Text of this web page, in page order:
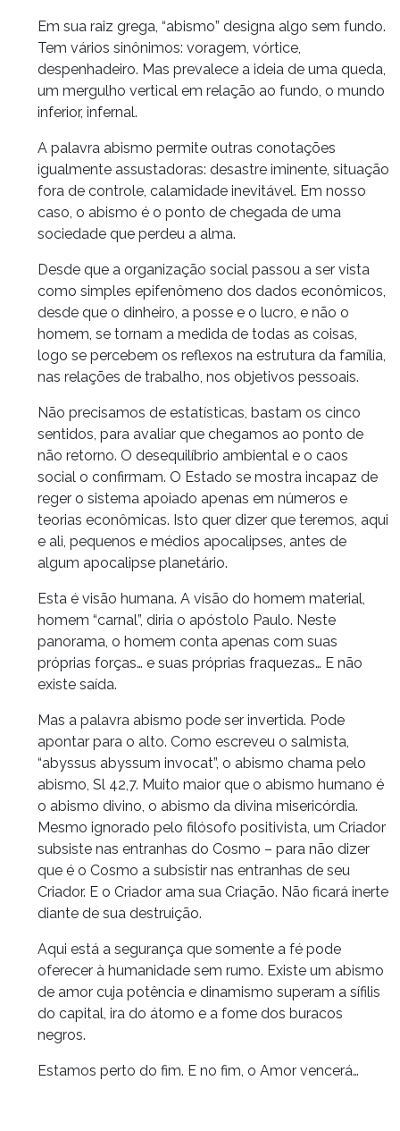
Em sua raiz grega, “abismo” designa algo sem fundo.
Tem vários sinônimos: voragem, vórtice,
despenhadeiro. Mas prevalece a ideia de uma queda,
um mergulho vertical em relação ao fundo, o mundo
inferior, infernal.
A palavra abismo permite outras conotações
igualmente assustadoras: desastre iminente, situação
fora de controle, calamidade inevitável. Em nosso
caso, o abismo é o ponto de chegada de uma
sociedade que perdeu a alma.
Desde que a organização social passou a ser vista
como simples epifenômeno dos dados econômicos,
desde que o dinheiro, a posse e o lucro, e não o
homem, se tornam a medida de todas as coisas,
logo se percebem os reflexos na estrutura da família,
nas relações de trabalho, nos objetivos pessoais.
Não precisamos de estatísticas, bastam os cinco
sentidos, para avaliar que chegamos ao ponto de
não retorno. O desequilíbrio ambiental e o caos
social o confirmam. O Estado se mostra incapaz de
reger o sistema apoiado apenas em números e
teorias econômicas. Isto quer dizer que teremos, aqui
e ali, pequenos e médios apocalipses, antes de
algum apocalipse planetário.
Esta é visão humana. A visão do homem material,
homem “carnal”, diria o apóstolo Paulo. Neste
panorama, o homem conta apenas com suas
próprias forças… e suas próprias fraquezas… E não
existe saída.
Mas a palavra abismo pode ser invertida. Pode
apontar para o alto. Como escreveu o salmista,
“abyssus abyssum invocat”, o abismo chama pelo
abismo, Sl 42,7. Muito maior que o abismo humano é
o abismo divino, o abismo da divina misericórdia.
Mesmo ignorado pelo filósofo positivista, um Criador
subsiste nas entranhas do Cosmo – para não dizer
que é o Cosmo a subsistir nas entranhas de seu
Criador. E o Criador ama sua Criação. Não ficará inerte
diante de sua destruição.
Aqui está a segurança que somente a fé pode
oferecer à humanidade sem rumo. Existe um abismo
de amor cuja potência e dinamismo superam a sífilis
do capital, ira do átomo e a fome dos buracos
negros.
Estamos perto do fim. E no fim, o Amor vencerá…